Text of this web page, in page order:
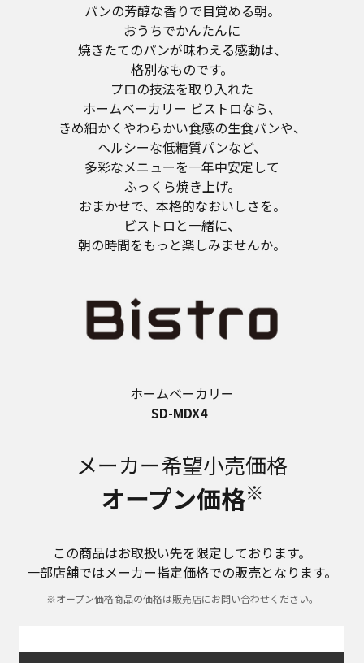
パンの芳醇な香りで目覚める朝。
おうちでかんたんに
焼きたてのパンが味わえる感動は、
格別なものです。
プロの技法を取り入れた
ホームベーカリー ビストロなら、
きめ細かくやわらかい食感の生食パンや、
ヘルシーな低糖質パンなど、
多彩なメニューを一年中安定して
ふっくら焼き上げ。
おまかせで、本格的なおいしさを。
ビストロと一緒に、
朝の時間をもっと楽しみませんか。
ホームベーカリー
SD-MDX4
メーカー希望小売価格
オープン価格※
この商品はお取扱い先を限定しております。
一部店舗ではメーカー指定価格での販売となります。
※オープン価格商品の価格は販売店にお問い合わせください。